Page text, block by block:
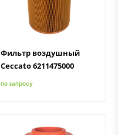
Быстрый просмотрДобавить к сравнению
Добавить в избранное
Фильтр воздушный
Ceccato 6211475000
по запросу